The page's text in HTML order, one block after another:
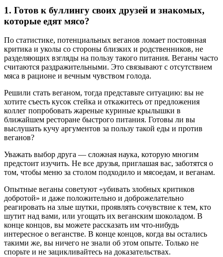
1. Готов к буллингу своих друзей и знакомых,
которые едят мясо?
По статистике, потенциальных веганов ломает постоянная
критика и уколы со стороны близких и родственников, не
разделяющих взгляды на пользу такого питания. Веганы часто
считаются раздражительными. Это связывают с отсутствием
мяса в рационе и вечным чувством голода.
Решили стать веганом, тогда представьте ситуацию: вы не
хотите съесть кусок стейка и откажитесь от предложения
коллег попробовать жареные куриные крылышки в
ближайшем ресторане быстрого питания. Готовы ли вы
выслушать кучу аргументов за пользу такой еды и против
веганов?
Уважать выбор друга — сложная наука, которую многим
предстоит изучить. Не все друзья, приглашая вас, заботятся о
том, чтобы меню за столом подходило и мясоедам, и веганам.
Опытные веганы советуют «убивать злобных критиков
добротой» и даже положительно и доброжелательно
реагировать на злые шутки, проявлять сочувствие к тем, кто
шутит над вами, или угощать их веганским шоколадом. В
конце концов, вы можете рассказать им что-нибудь
интересное о веганстве. В конце концов, когда вы остались
такими же, вы ничего не знали об этом опыте. Только не
спорьте и не зацикливайтесь на доказательствах.